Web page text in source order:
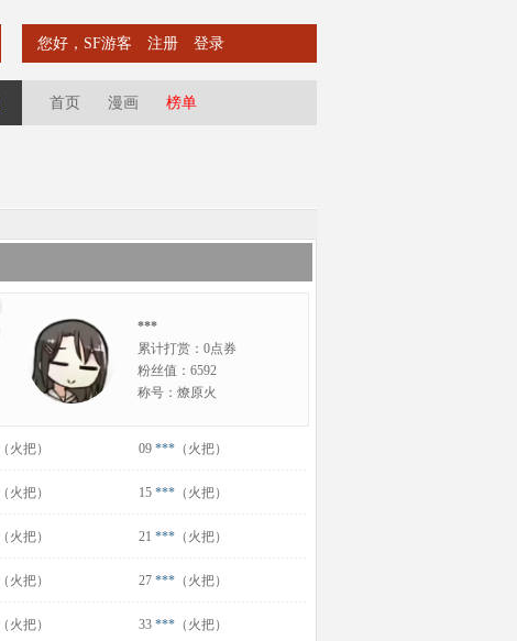
您好，SF游客 注册 登录
首页 漫画 榜单
***
累计打赏：0点券
粉丝值：6592
称号：燎原火
（火把） 09 *** （火把）
（火把） 15 *** （火把）
（火把） 21 *** （火把）
（火把） 27 *** （火把）
（火把） 33 *** （火把）